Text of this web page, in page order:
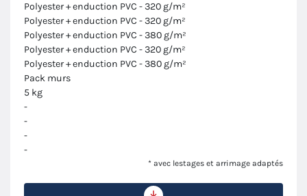
Polyester + enduction PVC - 320 g/m²
Polyester + enduction PVC - 320 g/m²
Polyester + enduction PVC - 380 g/m²
Polyester + enduction PVC - 320 g/m²
Polyester + enduction PVC - 380 g/m²
Pack murs
5 kg
-
-
-
-
* avec lestages et arrimage adaptés